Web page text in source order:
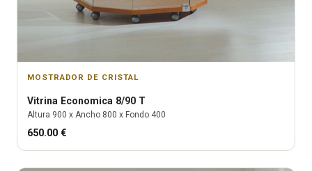
MOSTRADOR DE CRISTAL
Vitrina Economica 8/90 T
Altura 900 x Ancho 800 x Fondo 400
650.00 €